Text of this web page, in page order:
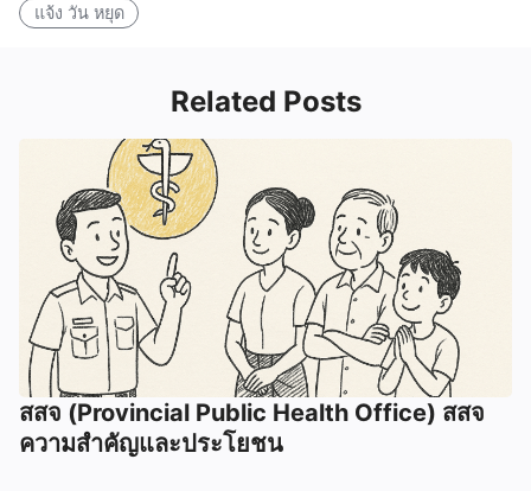
แจ้ง วัน หยุด
Related Posts
สสจ (Provincial Public Health Office) สสจ
ความสำคัญและประโยชน